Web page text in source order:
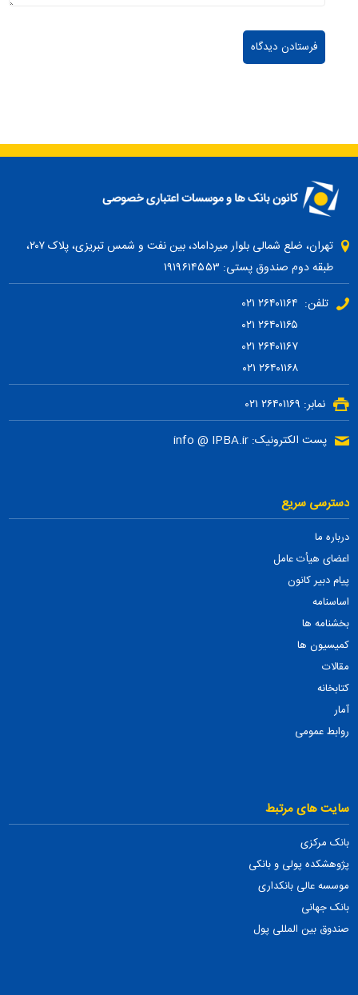
تهران، ضلع شمالی بلوار میرداماد، بین نفت و شمس تبریزی، پلاک ۲۰۷،
طبقه دوم صندوق پستی: ۱۹۱۹۶۱۴۵۵۳
تلفن: ۲۶۴۰۱۱۶۴ ۰۲۱
۲۶۴۰۱۱۶۷ ۰۲۱
۲۶۴۰۱۱۶۸ ۰۲۱
نمابر: ۲۶۴۰۱۱۶۹ ۰۲۱
پست الکترونیک: info @ IPBA.ir
دسترسی سریع
درباره ما
اعضای هیأت عامل
پیام دبیر کانون
اساسنامه
بخشنامه ها
کمیسیون ها
مقالات
کتابخانه
آمار
روابط عمومی
سایت های مرتبط
بانک مرکزی
پژوهشکده پولی و بانکی
موسسه عالی بانکداری
بانک جهانی
صندوق بین المللی پول